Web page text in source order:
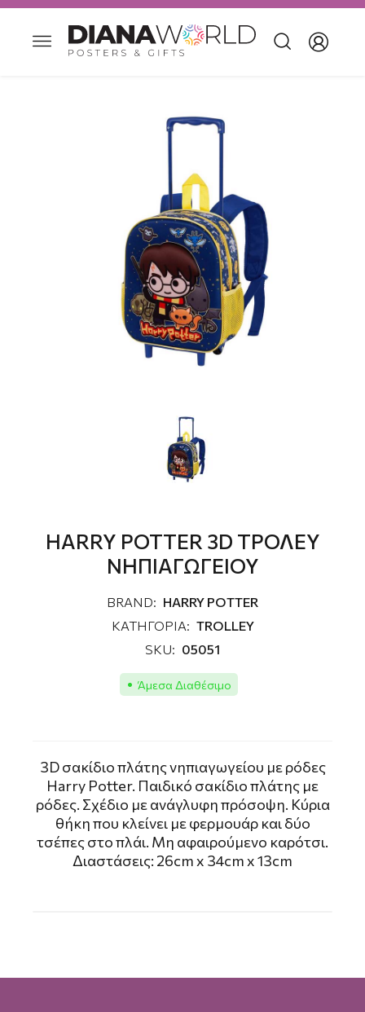
HARRY POTTER 3D TΡΟΛΕΥ
ΝΗΠΙΑΓΩΓΕΙΟΥ
BRAND: HARRY POTTER
ΚΑΤΗΓΟΡΙΑ: ΤROLLEY
SKU: 05051
Άμεσα Διαθέσιμο
3D σακίδιο πλάτης νηπιαγωγείου με ρόδες
Harry Potter. Παιδικό σακίδιο πλάτης με
ρόδες. Σχέδιο με ανάγλυφη πρόσοψη. Κύρια
θήκη που κλείνει με φερμουάρ και δύο
τσέπες στο πλάι. Μη αφαιρούμενο καρότσι.
Διαστάσεις: 26cm x 34cm x 13cm